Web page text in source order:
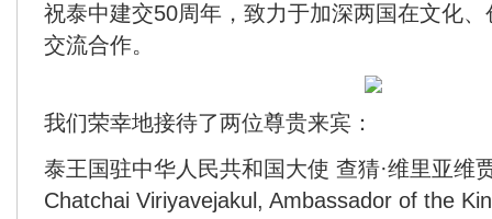
祝泰中建交50周年，致力于加深两国在文化
交流合作。
我们荣幸地接待了两位尊贵来宾：
泰王国驻中华人民共和国大使 查猜·维里亚维
Chatchai Viriyavejakul, Ambassador of the